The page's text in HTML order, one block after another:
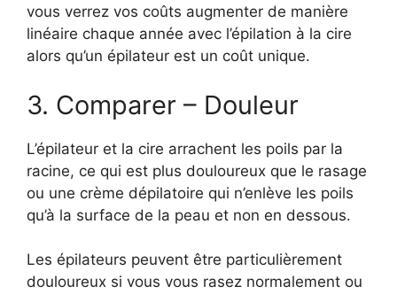
vous verrez vos coûts augmenter de manière
linéaire chaque année avec l’épilation à la cire
alors qu’un épilateur est un coût unique.
3. Comparer – Douleur
L’épilateur et la cire arrachent les poils par la
racine, ce qui est plus douloureux que le rasage
ou une crème dépilatoire qui n’enlève les poils
qu’à la surface de la peau et non en dessous.
Les épilateurs peuvent être particulièrement
douloureux si vous vous rasez normalement ou